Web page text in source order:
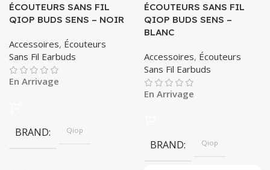
ÉCOUTEURS SANS FIL
QIOP BUDS SENS – NOIR
Accessoires, Écouteurs
Sans Fil Earbuds
En Arrivage
BRAND Qiop
ÉCOUTEURS SANS FIL
QIOP BUDS SENS –
BLANC
Accessoires, Écouteurs
Sans Fil Earbuds
En Arrivage
BRAND Qiop